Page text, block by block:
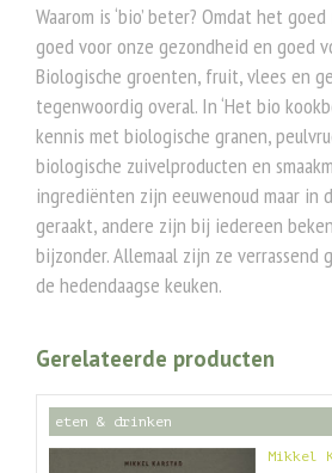
Waarom is ‘bio’ beter? Omdat het
goed voor onze gezondheid en goed
Biologische groenten, fruit, vlees en
tegenwoordig overal. In ‘Het bio
kennis met biologische granen,
biologische zuivelproducten en
ingrediënten zijn eeuwenoud maar in
geraakt, andere zijn bij iedereen
bijzonder. Allemaal zijn ze verrassend
de hedendaagse keuken.
Gerelateerde producten
eten & drinken
Mikkel